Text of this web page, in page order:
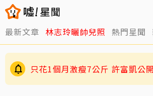
最新文章 林志玲曬帥兒照 熱門星聞
只花1個月激瘦7公斤 許富凱公